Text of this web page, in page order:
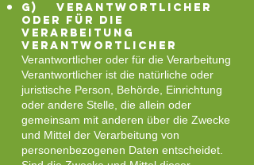
g) Verantwortlicher
oder für die
Verarbeitung
Verantwortlicher
Verantwortlicher oder für die Verarbeitung
Verantwortlicher ist die natürliche oder
juristische Person, Behörde, Einrichtung
oder andere Stelle, die allein oder
gemeinsam mit anderen über die Zwecke
und Mittel der Verarbeitung von
personenbezogenen Daten entscheidet.